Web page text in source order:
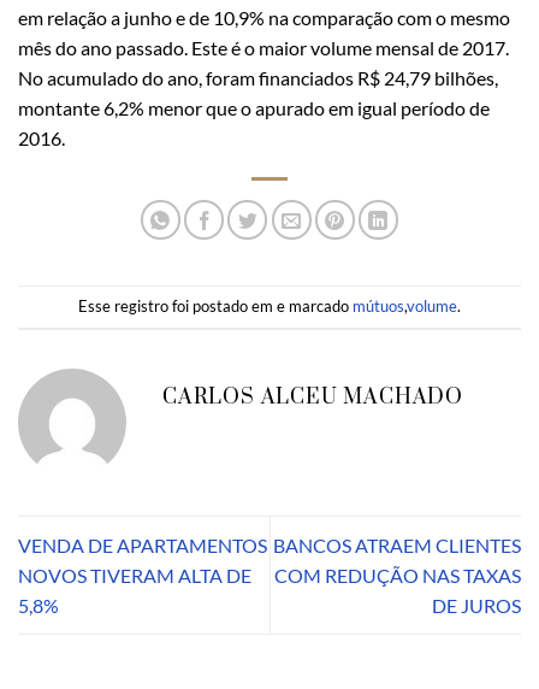
em relação a junho e de 10,9% na comparação com o mesmo
mês do ano passado. Este é o maior volume mensal de 2017.
No acumulado do ano, foram financiados R$ 24,79 bilhões,
montante 6,2% menor que o apurado em igual período de
2016.
Esse registro foi postado em e marcado mútuos,volume.
CARLOS ALCEU MACHADO
VENDA DE APARTAMENTOS
NOVOS TIVERAM ALTA DE
5,8%
BANCOS ATRAEM CLIENTES
COM REDUÇÃO NAS TAXAS
DE JUROS